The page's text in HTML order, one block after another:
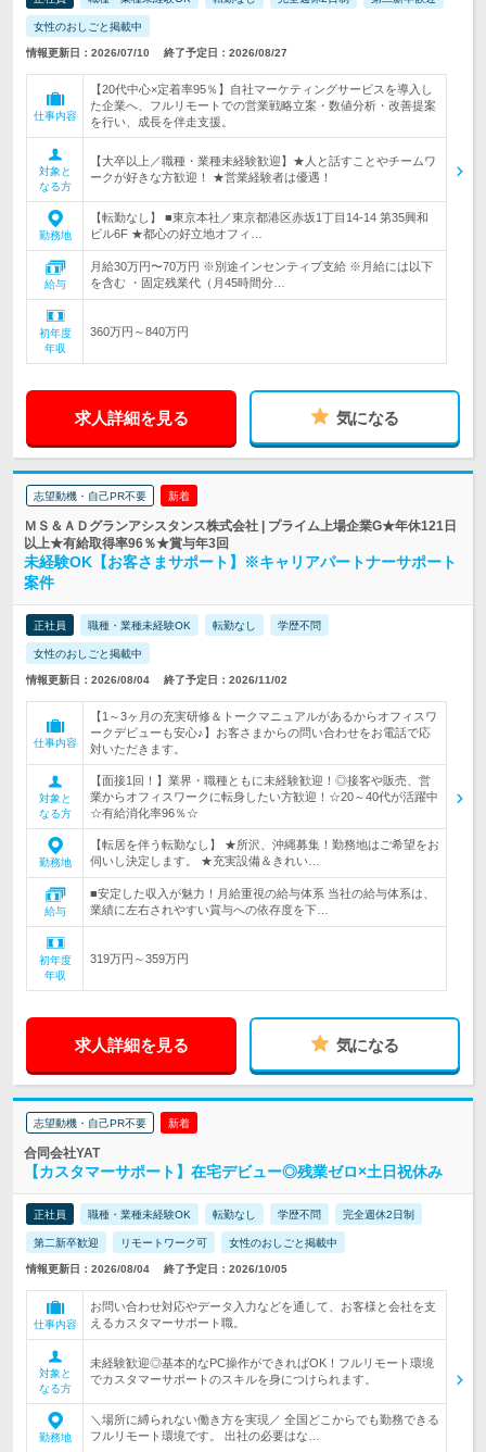
女性のおしごと掲載中
情報更新日：2026/07/10 終了予定日：2026/08/27
仕事内容
【20代中心×定着率95％】自社マーケティングサービスを導入し
た企業へ、フルリモートでの営業戦略立案・数値分析・改善提案
を行い、成長を伴走支援。
対象と
なる方
【大卒以上／職種・業種未経験歓迎】★人と話すことやチームワ
ークが好きな方歓迎！ ★営業経験者は優遇！
勤務地
【転勤なし】 ■東京本社／東京都港区赤坂1丁目14-14 第35興和
ビル6F ★都心の好立地オフィ…
給与
月給30万円〜70万円 ※別途インセンティブ支給 ※月給には以下
を含む ・固定残業代（月45時間分…
初年度
年収
360万円～840万円
求人詳細を見る 気になる
志望動機・自己PR不要 新着
ＭＳ＆ＡＤグランアシスタンス株式会社 | プライム上場企業G★年休121日
以上★有給取得率96％★賞与年3回
未経験OK【お客さまサポート】※キャリアパートナーサポート
案件
正社員 職種・業種未経験OK 転勤なし 学歴不問
女性のおしごと掲載中
情報更新日：2026/08/04 終了予定日：2026/11/02
仕事内容
【1～3ヶ月の充実研修＆トークマニュアルがあるからオフィスワ
ークデビューも安心♪】お客さまからの問い合わせをお電話で応
対いただきます。
対象と
なる方
【面接1回！】業界・職種ともに未経験歓迎！◎接客や販売、営
業からオフィスワークに転身したい方歓迎！☆20～40代が活躍中
☆有給消化率96％☆
勤務地
【転居を伴う転勤なし】 ★所沢、沖縄募集！勤務地はご希望をお
伺いし決定します。 ★充実設備＆きれい…
給与
■安定した収入が魅力！月給重視の給与体系 当社の給与体系は、
業績に左右されやすい賞与への依存度を下…
初年度
年収
319万円～359万円
求人詳細を見る 気になる
志望動機・自己PR不要 新着
合同会社YAT
【カスタマーサポート】在宅デビュー◎残業ゼロ×土日祝休み
正社員 職種・業種未経験OK 転勤なし 学歴不問 完全週休2日制
第二新卒歓迎 リモートワーク可 女性のおしごと掲載中
情報更新日：2026/08/04 終了予定日：2026/10/05
仕事内容
お問い合わせ対応やデータ入力などを通して、お客様と会社を支
えるカスタマーサポート職。
対象と
なる方
未経験歓迎◎基本的なPC操作ができればOK！フルリモート環境
でカスタマーサポートのスキルを身につけられます。
勤務地
＼場所に縛られない働き方を実現／ 全国どこからでも勤務できる
フルリモート環境です。 出社の必要はな…